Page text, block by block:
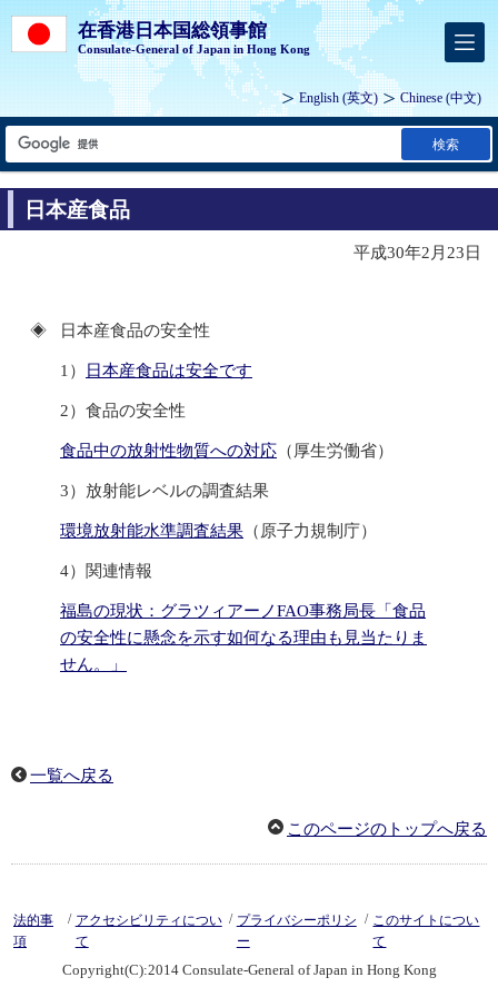
在香港日本国総領事館
Consulate-General of Japan in Hong Kong
English (英文) Chinese (中文)
検索
日本産食品
平成30年2月23日
◈ 日本産食品の安全性
1） 日本産食品は安全です
2）食品の安全性
食品中の放射性物質への対応 （厚生労働省）
3）放射能レベルの調査結果
環境放射能水準調査結果 （原子力規制庁）
4）関連情報
福島の現状：グラツィアーノFAO事務局長「食品
の安全性に懸念を示す如何なる理由も見当たりま
せん。」
一覧へ戻る
このページのトップへ戻る
法的事
項
/ アクセシビリティについ
て
/ プライバシーポリシ
ー
/ このサイトについ
て
Copyright(C):2014 Consulate-General of Japan in Hong Kong